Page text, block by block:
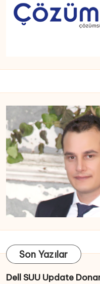
Son Yazılar
Dell SUU Update